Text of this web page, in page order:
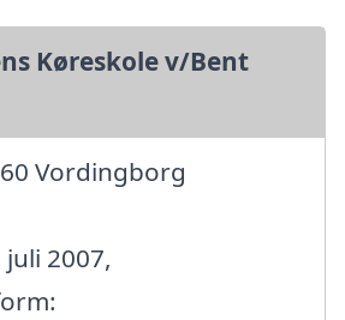
Køreskole v/Bent
Vordingborg
2007,